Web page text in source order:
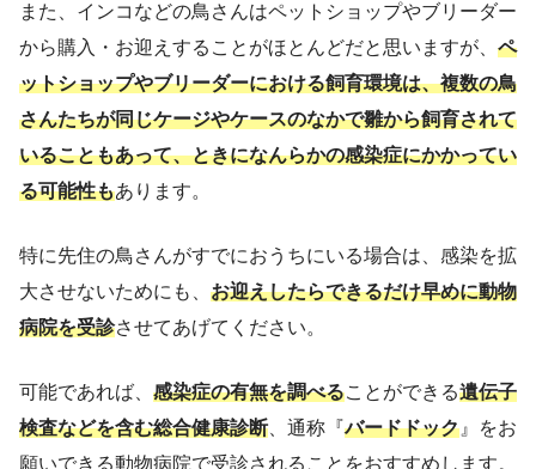
また、インコなどの鳥さんはペットショップやブリーダー
から購入・お迎えすることがほとんどだと思いますが、 ペ
ットショップやブリーダーにおける飼育環境は、複数の鳥
さんたちが同じケージやケースのなかで雛から飼育されて
いることもあって、ときになんらかの感染症にかかってい
る可能性もあります。
特に先住の鳥さんがすでにおうちにいる場合は、感染を拡
大させないためにも、 お迎えしたらできるだけ早めに動物
病院を受診させてあげてください。
可能であれば、 感染症の有無を調べることができる遺伝子
検査などを含む総合健康診断 、通称『バードドック 』をお
願いできる動物病院で受診されることをおすすめします。